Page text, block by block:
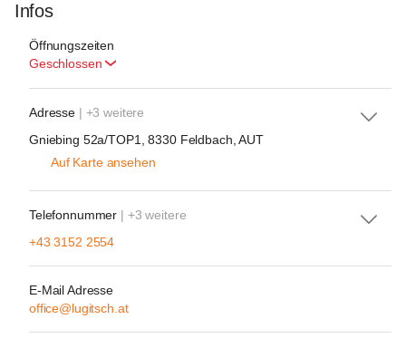
Infos
Öffnungszeiten
Geschlossen
Adresse | +3 weitere
Gniebing 52a/TOP1, 8330 Feldbach, AUT
Auf Karte ansehen
Telefonnummer | +3 weitere
+43 3152 2554
E-Mail Adresse
office@lugitsch.at